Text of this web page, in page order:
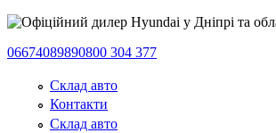
06674089890800 304 377
Склад авто
Контакти
Склад авто